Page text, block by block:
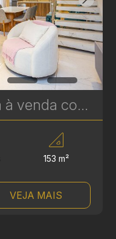
Cobertura mobiliada à venda com 3 suítes no Hugo Lange - 204 m² - Niob Graciosa | Ref. 1785
153 m²
VEJA MAIS